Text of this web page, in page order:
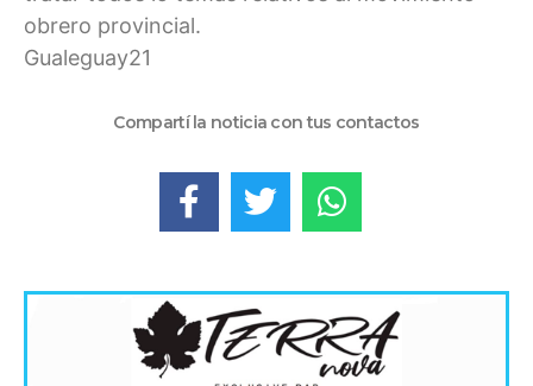
obrero provincial.
Gualeguay21
Compartí la noticia con tus contactos